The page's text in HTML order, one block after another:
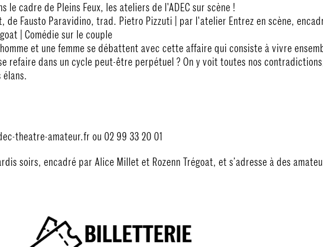
le cadre de Pleins Feux, les ateliers de l'ADEC sur scène !
de Fausto Paravidino, trad. Pietro Pizzuti | par l'atelier Entrez en scène,
| Comédie sur le couple
et une femme se débattent avec cette affaire qui consiste à vivre
refaire dans un cycle peut-être perpétuel ? On y voit toutes nos
élans.
theatre-amateur.fr ou 02 99 33 20 01
soirs, encadré par Alice Millet et Rozenn Trégoat, et s’adresse à des